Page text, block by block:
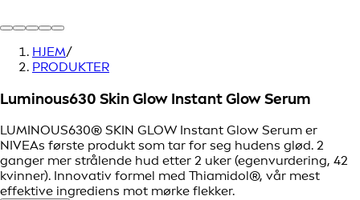
HJEM/
PRODUKTER
Luminous630 Skin Glow Instant Glow Serum
LUMINOUS630® SKIN GLOW Instant Glow Serum er
NIVEAs første produkt som tar for seg hudens glød. 2
ganger mer strålende hud etter 2 uker (egenvurdering, 42
kvinner). Innovativ formel med Thiamidol®, vår mest
effektive ingrediens mot mørke flekker.